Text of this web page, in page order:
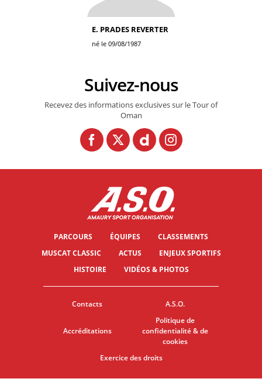
E. PRADES REVERTER
né le 09/08/1987
Suivez-nous
Recevez des informations exclusives sur le Tour of
Oman
PARCOURS ÉQUIPES
CLASSEMENTS
MUSCAT CLASSIC
ACTUS
ENJEUX SPORTIFS
HISTOIRE
VIDÉOS & PHOTOS
Contacts A.S.O.
Accréditations
Politique de
confidentialité & de
cookies
Exercice des droits